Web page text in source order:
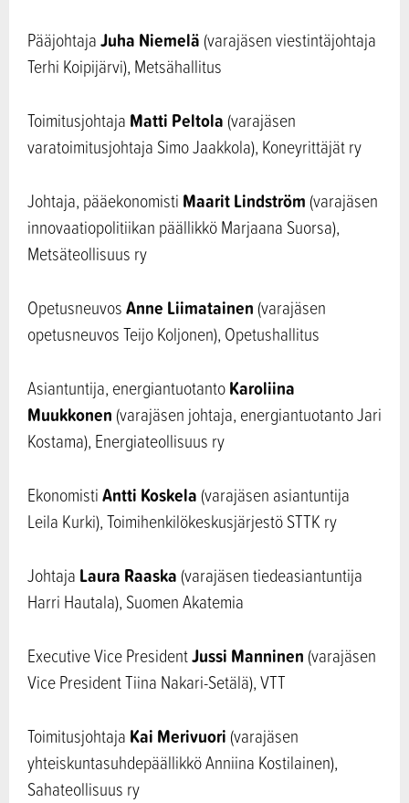
PääjohtajaJuha Niemelä (varajäsen viestintäjohtaja
Terhi Koipijärvi), Metsähallitus
Toimitusjohtaja Matti Peltola (varajäsen
varatoimitusjohtaja Simo Jaakkola), Koneyrittäjät ry
Johtaja, pääekonomisti Maarit Lindström (varajäsen
innovaatiopolitiikan päällikkö Marjaana Suorsa),
Metsäteollisuus ry
OpetusneuvosAnne Liimatainen (varajäsen
opetusneuvos Teijo Koljonen), Opetushallitus
Asiantuntija, energiantuotantoKaroliina
Muukkonen (varajäsen johtaja, energiantuotanto Jari
Kostama), Energiateollisuus ry
EkonomistiAntti Koskela (varajäsen asiantuntija
Leila Kurki), Toimihenkilökeskusjärjestö STTK ry
Johtaja Laura Raaska (varajäsen tiedeasiantuntija
Harri Hautala), Suomen Akatemia
Executive Vice PresidentJussi Manninen (varajäsen
Vice President Tiina Nakari-Setälä), VTT
Toimitusjohtaja Kai Merivuori (varajäsen
yhteiskuntasuhdepäällikkö Anniina Kostilainen),
Sahateollisuus ry